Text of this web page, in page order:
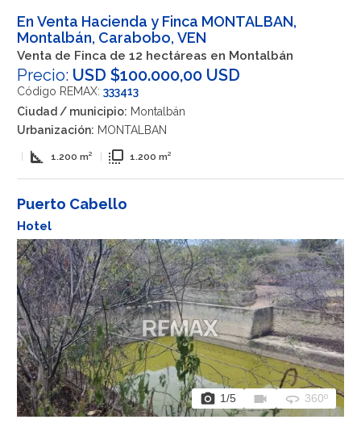
En Venta Hacienda y Finca MONTALBAN,
Montalbán, Carabobo, VEN
Venta de Finca de 12 hectáreas en Montalbán
Precio: USD $100.000,00 USD
Código REMAX: 333413
Ciudad / municipio: Montalbán
Urbanización: MONTALBAN
square_foot 1.200 m² flip_to_front 1.200 m²
Puerto Cabello
Hotel
photo_camera 1/5 videocam 360 360º